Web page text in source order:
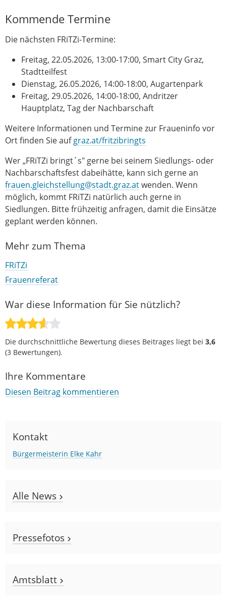
Kommende Termine
Die nächsten FRiTZi-Termine:
Freitag, 22.05.2026, 13:00-17:00, Smart City Graz,
Stadtteilfest
Dienstag, 26.05.2026, 14:00-18:00, Augartenpark
Freitag, 29.05.2026, 14:00-18:00, Andritzer
Hauptplatz, Tag der Nachbarschaft
Weitere Informationen und Termine zur Fraueninfo vor
Ort finden Sie aufgraz.at/fritzibringts
Wer „FRiTZi bringt´s" gerne bei seinem Siedlungs- oder
Nachbarschaftsfest dabeihätte, kann sich gerne an
frauen.gleichstellung@stadt.graz.atwenden. Wenn
möglich, kommt FRiTZi natürlich auch gerne in
Siedlungen. Bitte frühzeitig anfragen, damit die Einsätze
geplant werden können.
Mehr zum Thema
FRiTZi
Frauenreferat
War diese Information für Sie nützlich?
Die durchschnittliche Bewertung dieses Beitrages liegt bei 3,6
(3 Bewertungen).
Ihre Kommentare
Diesen Beitrag kommentieren
Kontakt
Bürgermeisterin Elke Kahr
Alle News
Pressefotos
Amtsblatt